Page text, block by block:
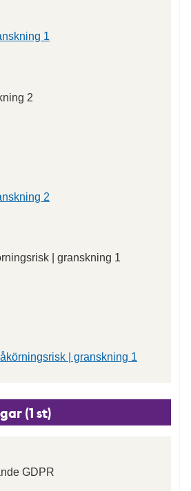
1
2
2
| granskning 1
| granskning 1
(1 st)
GDPR